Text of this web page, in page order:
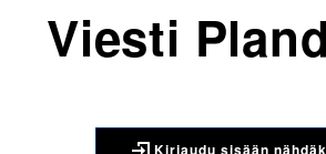
Viesti
Kirjaudu sisään